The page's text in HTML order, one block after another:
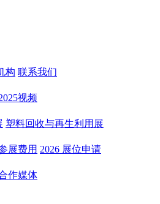
构 联系我们
视频
塑料回收与再生利用展
展费用 2026 展位申请
作媒体